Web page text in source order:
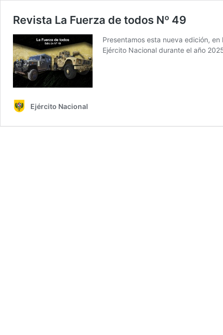
Revista La Fuerza de todos Nº 49
Presentamos esta nueva edición,
Ejército Nacional durante el año
Ejército Nacional